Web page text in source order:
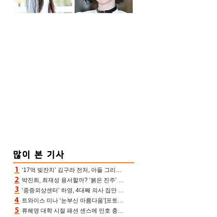
‘17억 빚잔치’ 김구라 전처, 아들 그리는 “나 뿐인데” 친엄마 챙기는 효심 눈길
박진희, 최재성 용서할까? ‘붉은 진주’ 오늘(7일) 결말 나온다
‘중증외상센터’ 하영, 4대째 의사 집안 인증 “증조부, 고종 황제 진료”(옥문아)[어제TV]
트와이스 미나 ‘눈부신 아름다움’[포토엔HD]
류혜영 대학 시절 패션 센스에 민호 충격 “레몬색 레깅스에 다리 없는 줄”(나혼산)